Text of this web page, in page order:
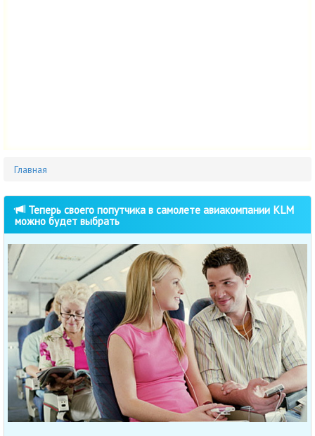
Главная
Теперь своего попутчика в самолете авиакомпании KLM
можно будет выбрать